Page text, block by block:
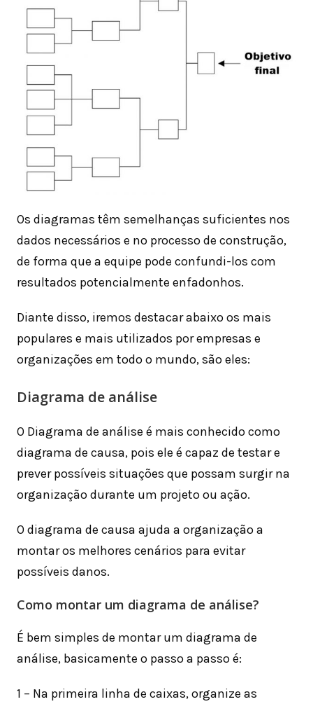
Os diagramas têm semelhanças suficientes nos
dados necessários e no processo de construção,
de forma que a equipe pode confundi-los com
resultados potencialmente enfadonhos.
Diante disso, iremos destacar abaixo os mais
populares e mais utilizados por empresas e
organizações em todo o mundo, são eles:
Diagrama de análise
O Diagrama de análise é mais conhecido como
diagrama de causa, pois ele é capaz de testar e
prever possíveis situações que possam surgir na
organização durante um projeto ou ação.
O diagrama de causa ajuda a organização a
montar os melhores cenários para evitar
possíveis danos.
Como montar um diagrama de análise?
É bem simples de montar um diagrama de
análise, basicamente o passo a passo é:
1 – Na primeira linha de caixas, organize as